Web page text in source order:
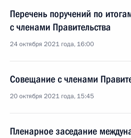
Перечень поручений по
с членами Правительства
24 октября 2021 года, 16:00
Совещание с членами
20 октября 2021 года, 15:45
Пленарное заседание